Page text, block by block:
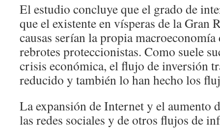
El estudio concluye que el grado de
que el existente en vísperas de la Gran
causas serían la propia
rebrotes proteccionistas. Como suele
crisis económica, el flujo de inversión
reducido y también lo han hecho los
La expansión de Internet y el aumento
las redes sociales y de otros flujos de